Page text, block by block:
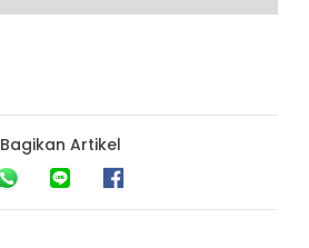
Bagikan Artikel